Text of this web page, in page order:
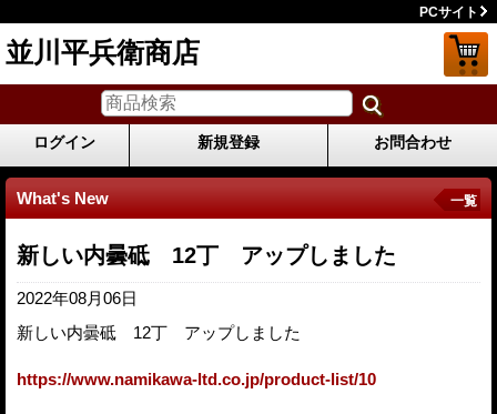
PCサイト
並川平兵衛商店
ログイン 新規登録 お問合わせ
What's New 一覧
新しい内曇砥 12丁 アップしました
2022年08月06日
新しい内曇砥 12丁 アップしました
https://www.namikawa-ltd.co.jp/product-list/10